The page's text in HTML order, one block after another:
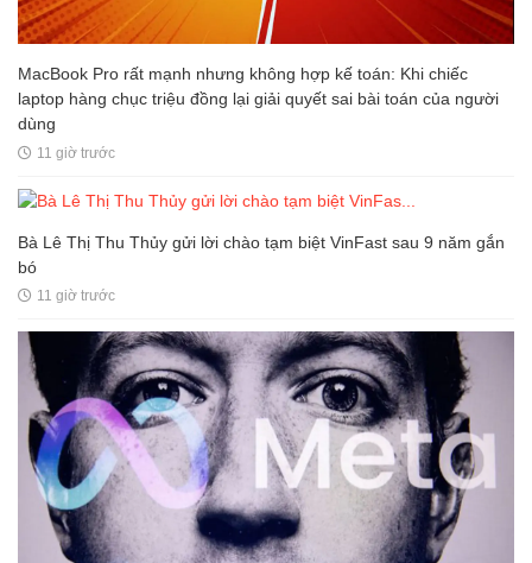
MacBook Pro rất mạnh nhưng không hợp kế toán: Khi chiếc
laptop hàng chục triệu đồng lại giải quyết sai bài toán của người
dùng
11 giờ trước
Bà Lê Thị Thu Thủy gửi lời chào tạm biệt VinFast sau 9 năm gắn
bó
11 giờ trước